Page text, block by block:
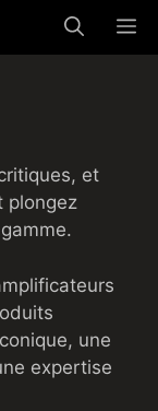
et
plongez
une
expertise